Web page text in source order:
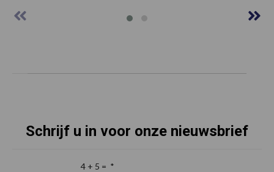
Schrijf u in voor onze nieuwsbrief
4 + 5 = *